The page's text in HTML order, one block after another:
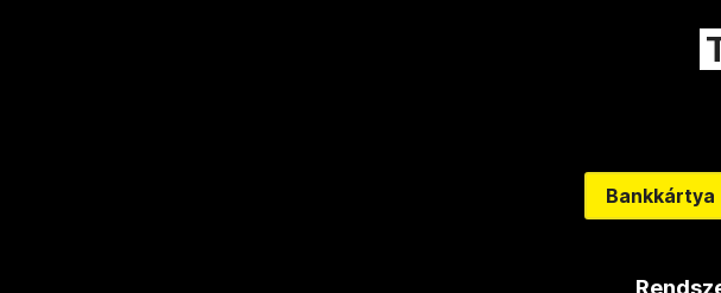
Bankkártya